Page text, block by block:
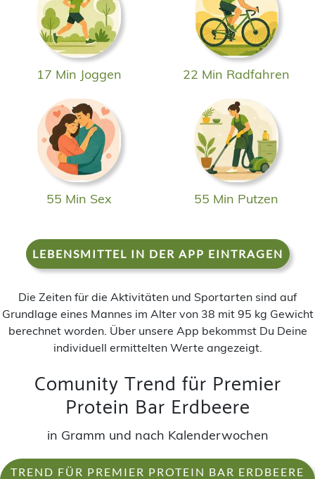
17 Min Joggen 22 Min Radfahren
55 Min Sex 55 Min Putzen
LEBENSMITTEL IN DER APP EINTRAGEN
Die Zeiten für die Aktivitäten und Sportarten sind auf
Grundlage eines Mannes im Alter von 38 mit 95 kg Gewicht
berechnet worden. Über unsere App bekommst Du Deine
individuell ermittelten Werte angezeigt.
Comunity Trend für Premier
Protein Bar Erdbeere
in Gramm und nach Kalenderwochen
TREND FÜR PREMIER PROTEIN BAR ERDBEERE